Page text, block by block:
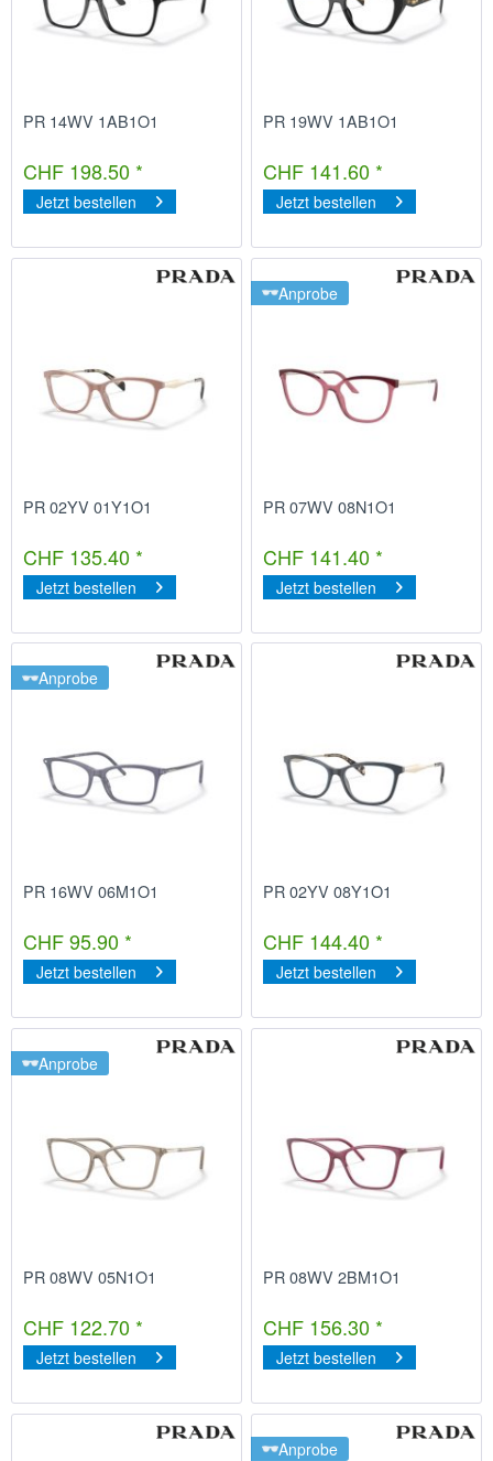
PR 14WV 1AB1O1
CHF 198.50 *
Jetzt bestellen
PR 19WV 1AB1O1
CHF 141.60 *
Jetzt bestellen
PR 02YV 01Y1O1
CHF 135.40 *
Jetzt bestellen
Anprobe
PR 07WV 08N1O1
CHF 141.40 *
Jetzt bestellen
Anprobe
PR 16WV 06M1O1
CHF 95.90 *
Jetzt bestellen
PR 02YV 08Y1O1
CHF 144.40 *
Jetzt bestellen
Anprobe
PR 08WV 05N1O1
CHF 122.70 *
Jetzt bestellen
PR 08WV 2BM1O1
CHF 156.30 *
Jetzt bestellen
Anprobe